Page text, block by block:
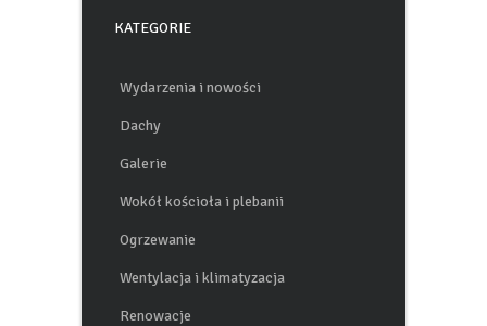
KATEGORIE
Wydarzenia i nowości
Dachy
Galerie
Wokół kościoła i plebanii
Ogrzewanie
Wentylacja i klimatyzacja
Renowacje